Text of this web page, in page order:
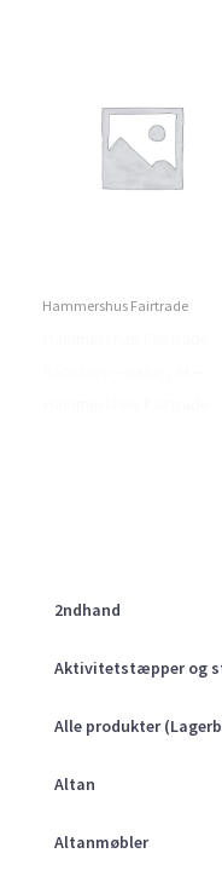
2ndhand
Aktivitetstæpper og
Alle produkter
Altan
Altanmøbler
Hammershus Fairtrade